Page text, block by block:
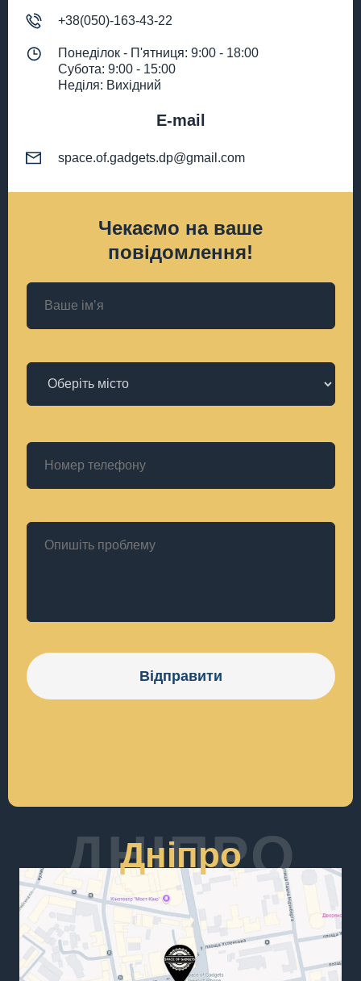
+38(050)-163-43-22
Понеділок - П'ятниця: 9:00 - 18:00
Субота: 9:00 - 15:00
Неділя: Вихідний
E-mail
space.of.gadgets.dp@gmail.com
Чекаємо на ваше
повідомлення!
Відправити
ДНІПРО
Дніпро